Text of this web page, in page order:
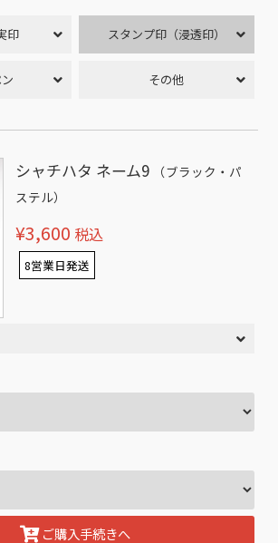
印 スタンプ印（浸透印）
その他
シャチハタ ネーム9
（ブラック・パ
ステル）
¥3,600 税込
8営業日発送
ご購入手続きへ